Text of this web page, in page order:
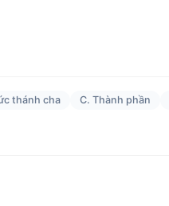
thánh cha C. Thành phần